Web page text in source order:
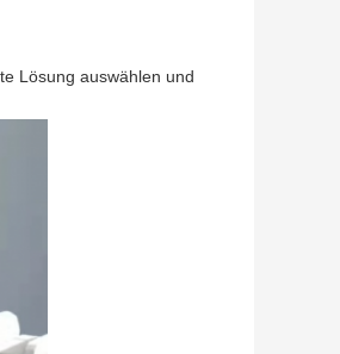
Lösung auswählen und